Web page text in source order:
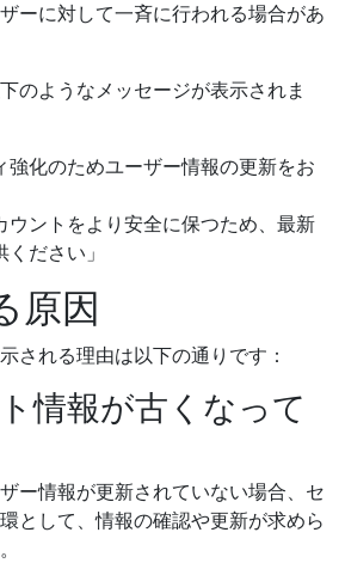
ーに対して一斉に行われる場合があ
のようなメッセージが表示されま
強化のためユーザー情報の更新をお
ウントをより安全に保つため、最新
ださい」
原因
される理由は以下の通りです：
情報が古くなって
ー情報が更新されていない場合、セ
として、情報の確認や更新が求めら